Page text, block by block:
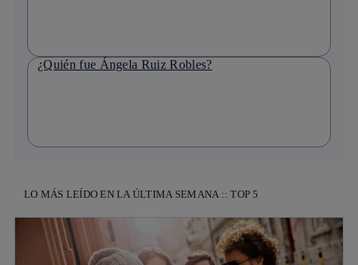
¿Quién fue Ángela Ruiz Robles?
LO MÁS LEÍDO EN LA ÚLTIMA SEMANA :: TOP 5